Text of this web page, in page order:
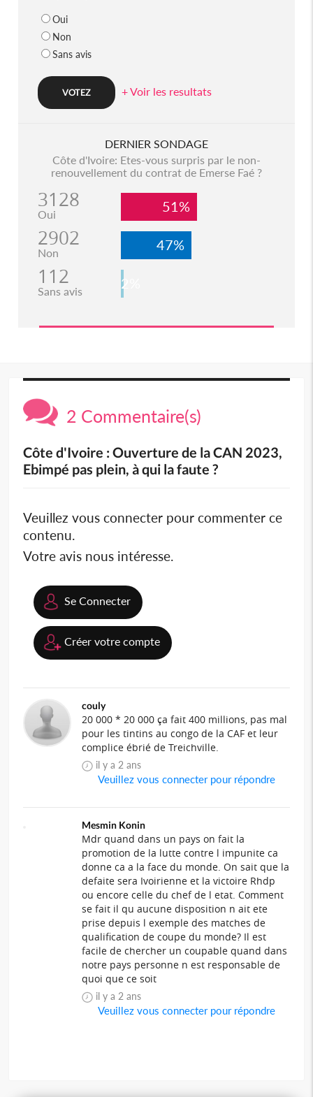
Oui
Non
Sans avis
+ Voir les resultats
DERNIER SONDAGE
Côte d'Ivoire: Etes-vous surpris par le non-
renouvellement du contrat de Emerse Faé ?
3128
Oui 51%
2902
Non 47%
112
Sans avis 2%
2 Commentaire(s)
Côte d'Ivoire : Ouverture de la CAN 2023,
Ebimpé pas plein, à qui la faute ?
Veuillez vous connecter pour commenter ce
contenu.
Votre avis nous intéresse.
Se Connecter
Créer votre compte
couly
20 000 * 20 000 ça fait 400 millions, pas mal
pour les tintins au congo de la CAF et leur
complice ébrié de Treichville.
il y a 2 ans
Veuillez vous connecter pour répondre
Mesmin Konin
Mdr quand dans un pays on fait la
promotion de la lutte contre l impunite ca
donne ca a la face du monde. On sait que la
defaite sera Ivoirienne et la victoire Rhdp
ou encore celle du chef de l etat. Comment
se fait il qu aucune disposition n ait ete
prise depuis l exemple des matches de
qualification de coupe du monde? Il est
facile de chercher un coupable quand dans
notre pays personne n est responsable de
quoi que ce soit
il y a 2 ans
Veuillez vous connecter pour répondre